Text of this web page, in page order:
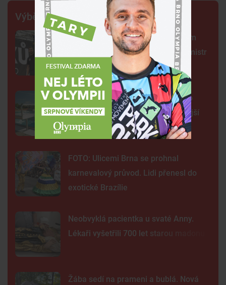
Výběr šéfredaktora
Centrum Brna ovládli šermíři. Jsem
jako Kung Fu Panda, řekl čerstvý mistr
světa
Na plovárně ve Znojmě se popralo
třicet lidí. Přibudou kamery i častější
hlídky
FOTO: Ulicemi Brna se prohnal
karnevalový průvod. Lidi přenesl do
exotické Brazílie
Neobvyklá pacientka u svaté Anny.
Lékaři vyšetřili 700 let starou madonu
Žába sedí na prameni a bublá. Nová